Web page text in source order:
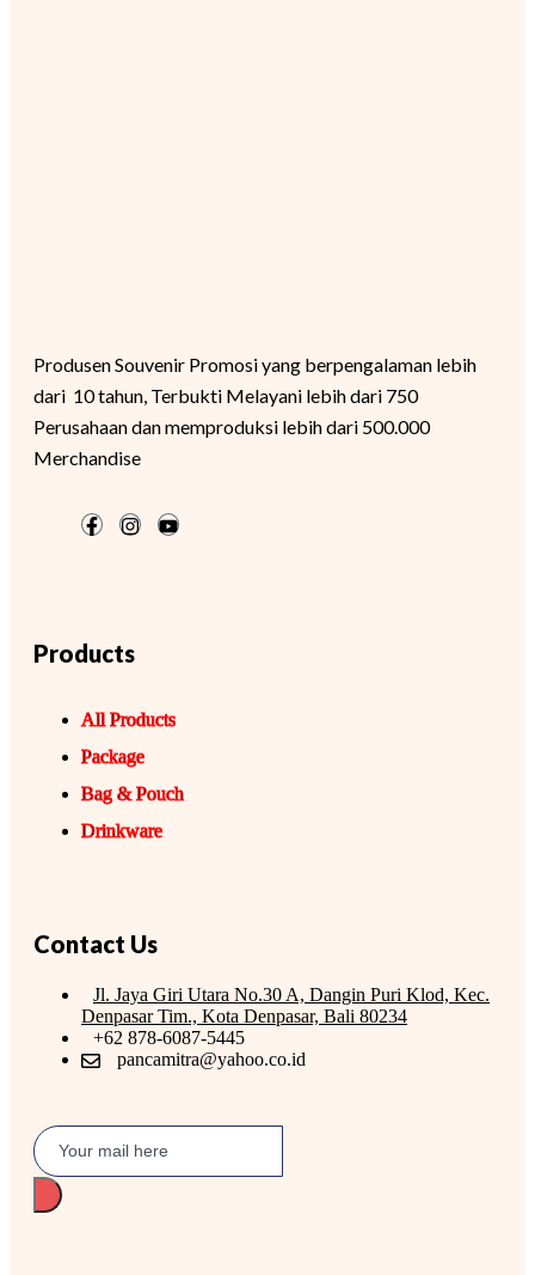
Produsen Souvenir Promosi yang berpengalaman lebih
dari 10 tahun, Terbukti Melayani lebih dari 750
Perusahaan dan memproduksi lebih dari 500.000
Merchandise
Products
All Products
Package
Bag & Pouch
Drinkware
Contact Us
Jl. Jaya Giri Utara No.30 A, Dangin Puri Klod, Kec.
Denpasar Tim., Kota Denpasar, Bali 80234
+62 878-6087-5445
pancamitra@yahoo.co.id